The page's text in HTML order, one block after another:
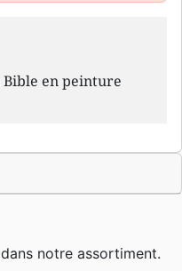
en peinture
notre assortiment.